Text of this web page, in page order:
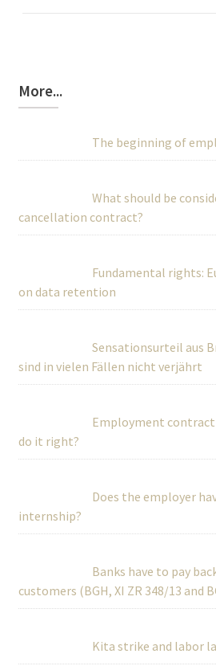
More...
The beginning of
What should be
cancellation contract?
Fundamental rights:
on data retention
Sensationsurteil aus
sind in vielen Fällen nicht verjährt
Employment
do it right?
Does the employer
internship?
Banks have to pay
customers (BGH, XI ZR 348/13 and
Kita strike and labor